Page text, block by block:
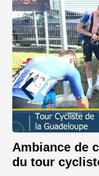
Ambiance de
du tour